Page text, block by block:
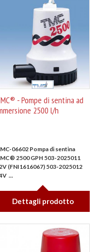
- Pompe di sentina ad
2500 l/h
06602 Pompa di sentina
2500 GPH 503-2025011
(FNI1616067) 503-2025012
...
Dettagli prodotto